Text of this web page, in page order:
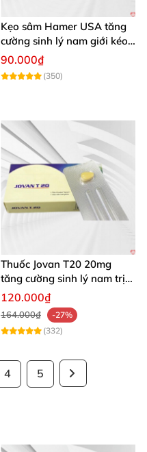
Kẹo sâm Hamer USA tăng
cường sinh lý nam giới kéo
dài
90.000₫
(350)
Thuốc Jovan T20 20mg
tăng cường sinh lý nam trị
xuất tinh sớm hiệu quả
120.000₫
164.000₫
-27%
(332)
4 5